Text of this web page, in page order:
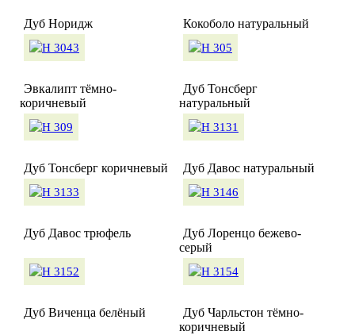
Дуб Норидж Кокоболо натуральный
Эвкалипт тёмно-
коричневый
Дуб Тонсберг
натуральный
Дуб Тонсберг коричневый Дуб Давос натуральный
Дуб Давос трюфель
Дуб Лоренцо бежево-
серый
Дуб Виченца белёный
Дуб Чарльстон тёмно-
коричневый